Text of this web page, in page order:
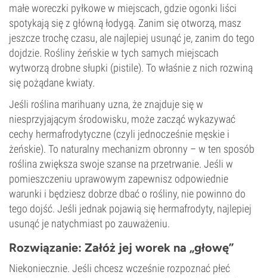
małe woreczki pyłkowe w miejscach, gdzie ogonki liści
spotykają się z główną łodygą. Zanim się otworzą, masz
jeszcze trochę czasu, ale najlepiej usunąć je, zanim do tego
dojdzie. Rośliny żeńskie w tych samych miejscach
wytworzą drobne słupki (pistile). To właśnie z nich rozwiną
się pożądane kwiaty.
Jeśli roślina marihuany uzna, że znajduje się w
niesprzyjającym środowisku, może zacząć wykazywać
cechy hermafrodytyczne (czyli jednocześnie męskie i
żeńskie). To naturalny mechanizm obronny – w ten sposób
roślina zwiększa swoje szanse na przetrwanie. Jeśli w
pomieszczeniu uprawowym zapewnisz odpowiednie
warunki i będziesz dobrze dbać o rośliny, nie powinno do
tego dojść. Jeśli jednak pojawią się hermafrodyty, najlepiej
usunąć je natychmiast po zauważeniu.
Rozwiązanie: Załóż jej worek na „głowę”
Niekoniecznie. Jeśli chcesz wcześnie rozpoznać płeć